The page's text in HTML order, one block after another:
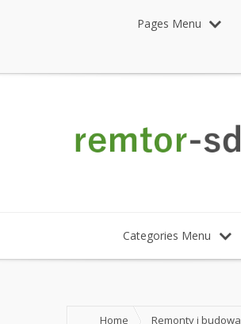
Pages Menu
Categories Menu
Home
Remonty i budowa